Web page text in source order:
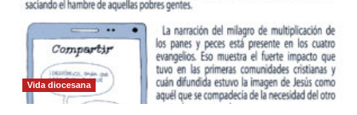
Vida diocesana